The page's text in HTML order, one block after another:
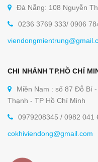
Đà Nẵng: 108 Nguyễn
0236 3769 333/ 0906
CHI NHÁNH TP.HỒ CHÍ
Miền Nam : số 87 Đỗ Bí
Thạnh - TP Hồ Chí Minh
0979208345 / 0982 041
cokhiviendong@gmail.com